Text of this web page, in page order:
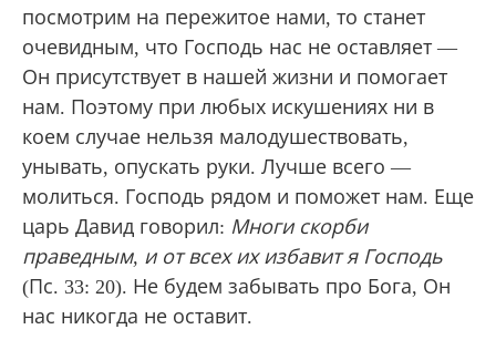
посмотрим на пережитое нами, то станет
очевидным, что Господь нас не оставляет —
Он присутствует в нашей жизни и помогает
нам. Поэтому при любых искушениях ни в
коем случае нельзя малодушествовать,
унывать, опускать руки. Лучше всего —
молиться. Господь рядом и поможет нам. Еще
царь Давид говорил: Многи скорби
праведным, и от всех их избавит я Господь
(Пс. 33: 20). Не будем забывать про Бога, Он
нас никогда не оставит.